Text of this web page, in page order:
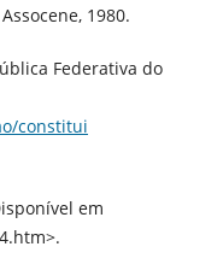
1980.
Federativa do
constitui
em